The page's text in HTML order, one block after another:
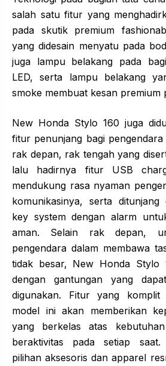
salah satu fitur yang
pada skutik premium
yang didesain menyatu pada
juga lampu belakang pada
LED, serta lampu belakang
smoke membuat kesan premium
New Honda Stylo 160 juga
fitur penunjang bagi
rak depan, rak tengah yang
lalu hadirnya fitur USB
mendukung rasa nyaman
komunikasinya, serta
key system dengan alarm
aman. Selain rak depan,
pengendara dalam membawa
tidak besar, New Honda Stylo
dengan gantungan yang
digunakan. Fitur yang
model ini akan memberikan
yang berkelas atas
beraktivitas pada setiap saat.
pilihan aksesoris dan apparel